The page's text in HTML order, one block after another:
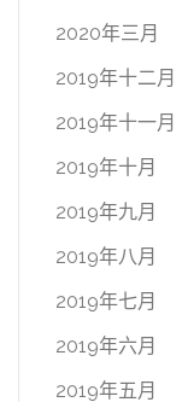
2020年三月
2019年十二月
2019年十一月
2019年十月
2019年九月
2019年八月
2019年七月
2019年六月
2019年五月